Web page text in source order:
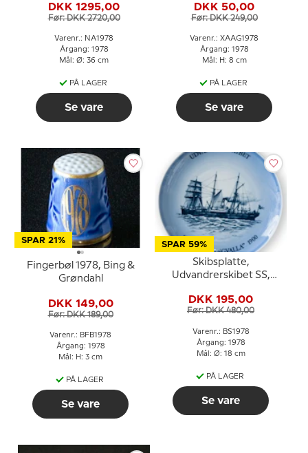
DKK 1295,00
Før: DKK 2720,00
Varenr.: NA1978
Årgang: 1978
Mål: Ø: 36 cm
PÅ LAGER
Se vare
DKK 50,00
Før: DKK 249,00
Varenr.: XAAG1978
Årgang: 1978
Mål: H: 8 cm
PÅ LAGER
Se vare
SPAR 21%
Fingerbøl 1978, Bing &
Grøndahl
DKK 149,00
Før: DKK 189,00
Varenr.: BFB1978
Årgang: 1978
Mål: H: 3 cm
PÅ LAGER
Se vare
SPAR 59%
Skibsplatte,
Udvandrerskibet SS,
Grøndahl
DKK 195,00
Før: DKK 480,00
Varenr.: BS1978
Årgang: 1978
Mål: Ø: 18 cm
PÅ LAGER
Se vare